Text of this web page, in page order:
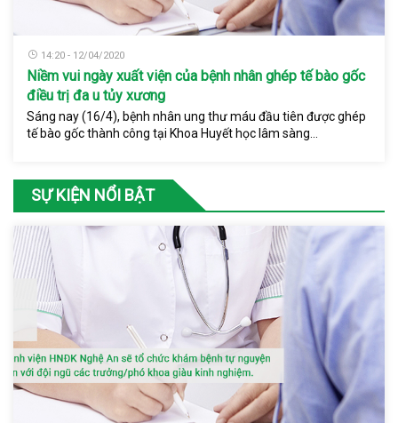
14:20 - 12/04/2020
Niềm vui ngày xuất viện của bệnh nhân ghép tế bào gốc
điều trị đa u tủy xương
Sáng nay (16/4), bệnh nhân ung thư máu đầu tiên được ghép
tế bào gốc thành công tại Khoa Huyết học lâm sàng...
SỰ KIỆN NỔI BẬT